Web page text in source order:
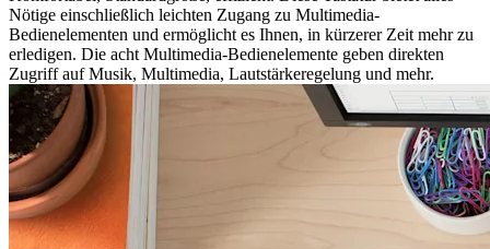
Nötige einschließlich leichten Zugang zu Multimedia-
Bedienelementen und ermöglicht es Ihnen, in kürzerer Zeit mehr zu
erledigen. Die acht Multimedia-Bedienelemente geben direkten
Zugriff auf Musik, Multimedia, Lautstärkeregelung und mehr.